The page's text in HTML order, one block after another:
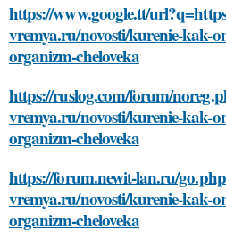
https://www.google.tt/
vremya.ru/novosti/kurenie-kak-
organizm-cheloveka
https://ruslog.com/forum/
vremya.ru/novosti/kurenie-kak-
organizm-cheloveka
https://forum.newit-lan.ru/
vremya.ru/novosti/kurenie-kak-
organizm-cheloveka